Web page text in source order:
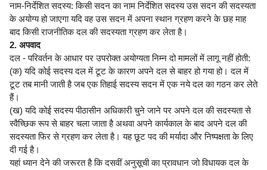
नाम-निर्देशित सदस्य: किसी सदन का नाम निर्देशित सदस्य उस सदन की सदस्यता
के अयोग्य हो जाएगा यदि वह उस सदन में अपना स्थान ग्रहण करने के छह माह
बाद किसी राजनीतिक दल की सदस्यता ग्रहण कर लेता है।
2. अपवाद
दल - परिवर्तन के आधार पर उपरोक्त अयोग्यता निम्न दो मामलों में लागू नहीं होती:
(क) यदि कोई सदस्य दल में टूट के कारण अपने दल से बाहर हो गया हो। दल में
टूट तब मानी जाती है जब एक तिहाई सदस्य सदन में एक नये दल का गठन कर लेते
हैं।
(ख) यदि कोई सदस्य पीठासीन अधिकारी चुने जाने पर अपने दल की सदस्यता से
स्वैच्छिक रूप से बाहर चला जाता है अथवा अपने कार्यकाल के बाद अपने दल की
सदस्यता फिर से ग्रहण कर लेता है। यह छूट पद की मर्यादा और निष्पक्षता के लिए
दी गई है।
यहां ध्यान देने की जरूरत है कि दसवीं अनुसूची का प्रावधान जो विधायक दल के